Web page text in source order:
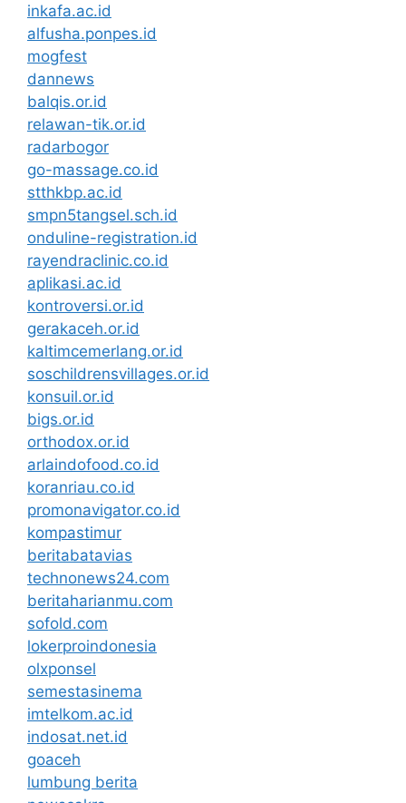
inkafa.ac.id
alfusha.ponpes.id
mogfest
dannews
balqis.or.id
relawan-tik.or.id
radarbogor
go-massage.co.id
stthkbp.ac.id
smpn5tangsel.sch.id
onduline-registration.id
rayendraclinic.co.id
aplikasi.ac.id
kontroversi.or.id
gerakaceh.or.id
kaltimcemerlang.or.id
soschildrensvillages.or.id
konsuil.or.id
bigs.or.id
orthodox.or.id
arlaindofood.co.id
koranriau.co.id
promonavigator.co.id
kompastimur
beritabatavias
technonews24.com
beritaharianmu.com
sofold.com
lokerproindonesia
olxponsel
semestasinema
imtelkom.ac.id
indosat.net.id
goaceh
lumbung berita